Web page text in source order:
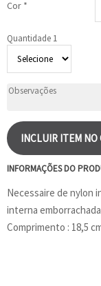
Cor *
Quantidade 1
INCLUIR ITEM NO
INFORMAÇÕES DO
Necessaire de nylon
interna
Comprimento : 18,5